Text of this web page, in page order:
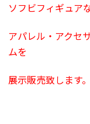
ソフビフィギュア
アパレル・アクセ
ムを
展示販売致します